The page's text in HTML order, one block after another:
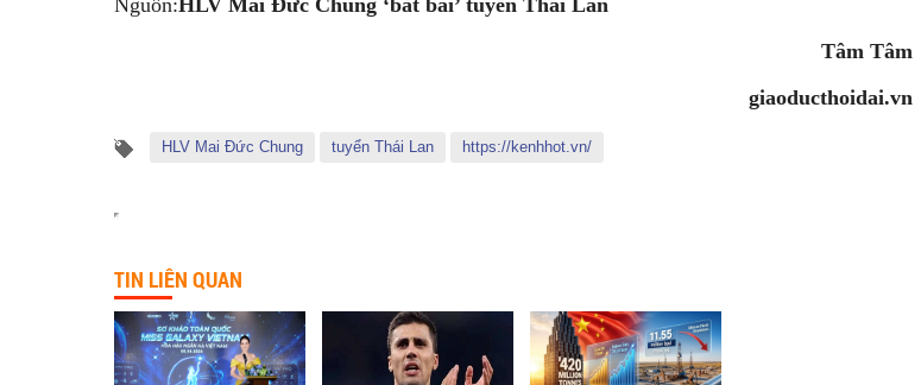
Nguồn:HLV Mai Đức Chung ‘bắt bài’ tuyển Thái Lan
Tâm Tâm
giaoducthoidai.vn
HLV Mai Đức Chung tuyển Thái Lan https://kenhhot.vn/
TIN LIÊN QUAN